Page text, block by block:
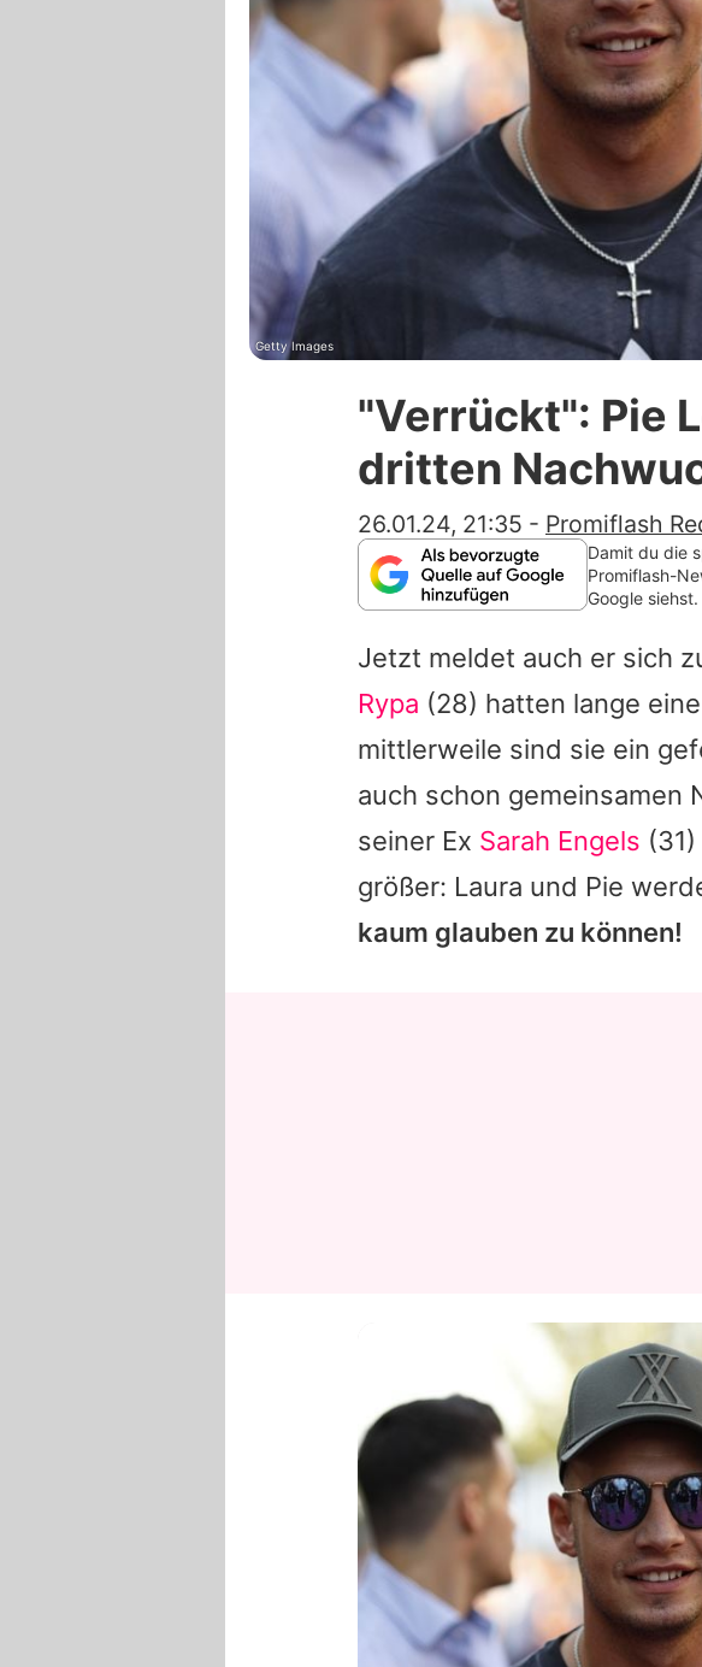
Getty Images
"Verrückt": Pie
dritten
26.01.24, 21:35 - Promiflash
Damit du die
Promiflash-
Google siehst.
Jetzt meldet auch er sich
Rypa (28) hatten lange
mittlerweile sind sie ein
auch schon gemeinsamen
seiner Ex Sarah Engels
größer: Laura und Pie
kaum glauben zu können!